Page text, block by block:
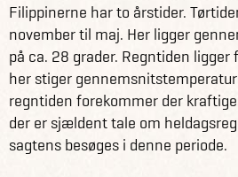
paradisstrande under lyset fra den
Få information og fakta om
Se alle vores andre fantastiske
her
Filippinerne har to årstider.
november til maj. Her ligger
på ca. 28 grader. Regntiden
her stiger
regntiden forekommer der
der er sjældent tale om
sagtens besøges i denne periode.